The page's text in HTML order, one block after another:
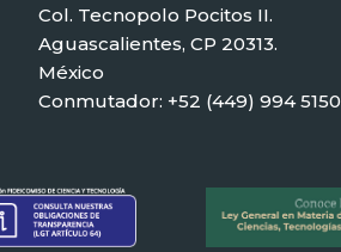
Col. Tecnopolo Pocitos II.
Aguascalientes, CP 20313.
México
Conmutador: +52 (449) 994 5150